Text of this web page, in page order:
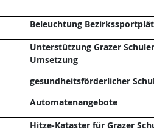
Beleuchtung
Unterstützung Grazer
Umsetzung
gesundheitsförderlicher
Automatenangebote
Hitze-Kataster für Grazer